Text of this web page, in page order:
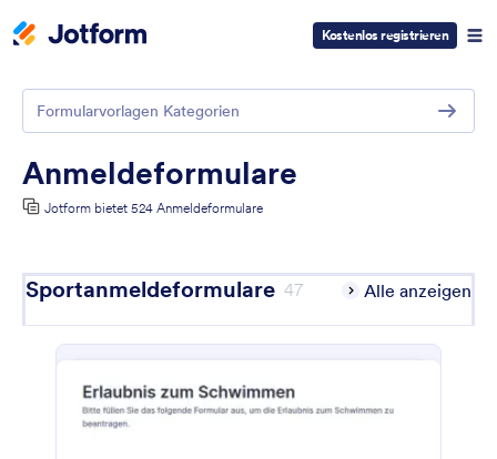
Kostenlos registrieren
Formularvorlagen Kategorien
Anmeldeformulare
Jotform bietet 524 Anmeldeformulare
Sportanmeldeformulare 47 Alle anzeigen